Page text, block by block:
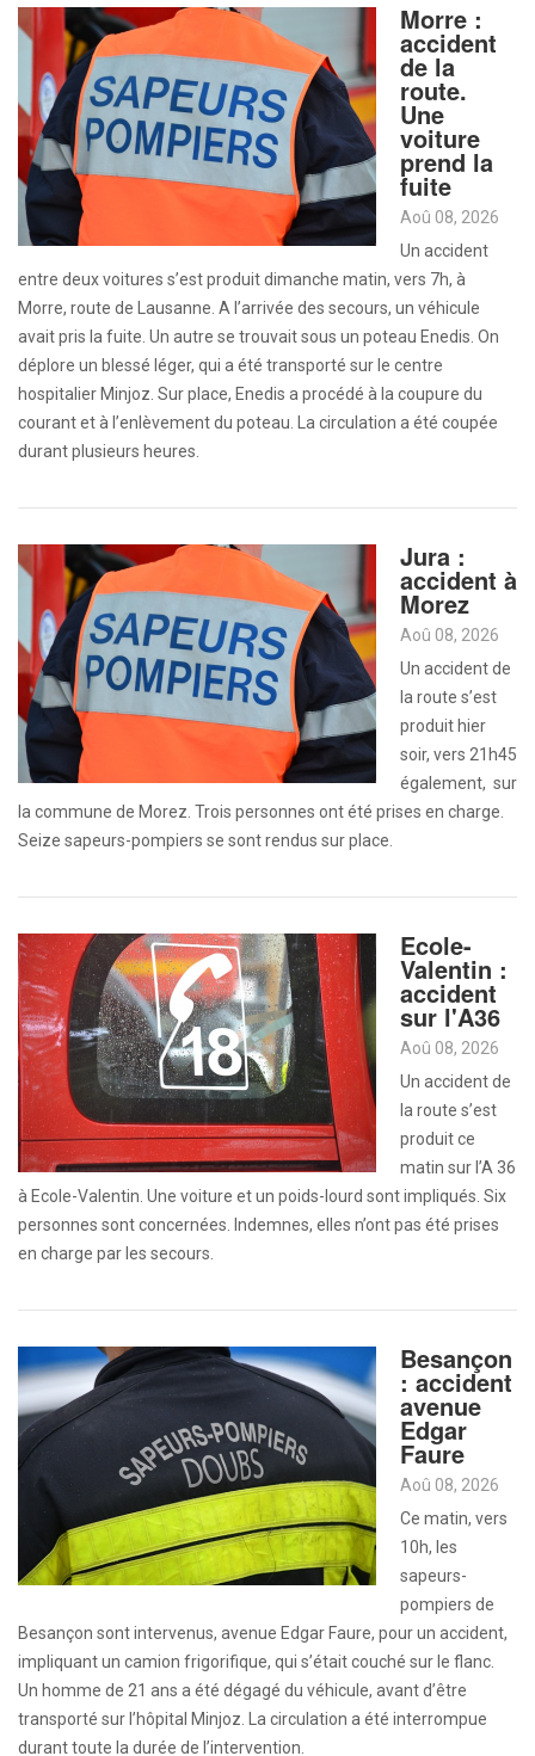
Morre :
accident
de la
route.
Une
voiture
prend la
fuite
Aoû 08, 2026
Un accident
entre deux voitures s’est produit dimanche matin, vers 7h, à
Morre, route de Lausanne. A l’arrivée des secours, un véhicule
avait pris la fuite. Un autre se trouvait sous un poteau Enedis. On
déplore un blessé léger, qui a été transporté sur le centre
hospitalier Minjoz. Sur place, Enedis a procédé à la coupure du
courant et à l’enlèvement du poteau. La circulation a été coupée
durant plusieurs heures.
Jura :
accident à
Morez
Aoû 08, 2026
Un accident de
la route s’est
produit hier
soir, vers 21h45
également, sur
la commune de Morez. Trois personnes ont été prises en charge.
Seize sapeurs-pompiers se sont rendus sur place.
Ecole-
Valentin :
accident
sur l'A36
Aoû 08, 2026
Un accident de
la route s’est
produit ce
matin sur l’A 36
à Ecole-Valentin. Une voiture et un poids-lourd sont impliqués. Six
personnes sont concernées. Indemnes, elles n’ont pas été prises
en charge par les secours.
Besançon
: accident
avenue
Edgar
Faure
Aoû 08, 2026
Ce matin, vers
10h, les
sapeurs-
pompiers de
Besançon sont intervenus, avenue Edgar Faure, pour un accident,
impliquant un camion frigorifique, qui s’était couché sur le flanc.
Un homme de 21 ans a été dégagé du véhicule, avant d’être
transporté sur l’hôpital Minjoz. La circulation a été interrompue
durant toute la durée de l’intervention.